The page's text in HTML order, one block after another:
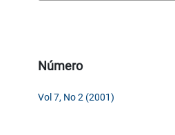
Número
Vol 7, No 2 (2001)